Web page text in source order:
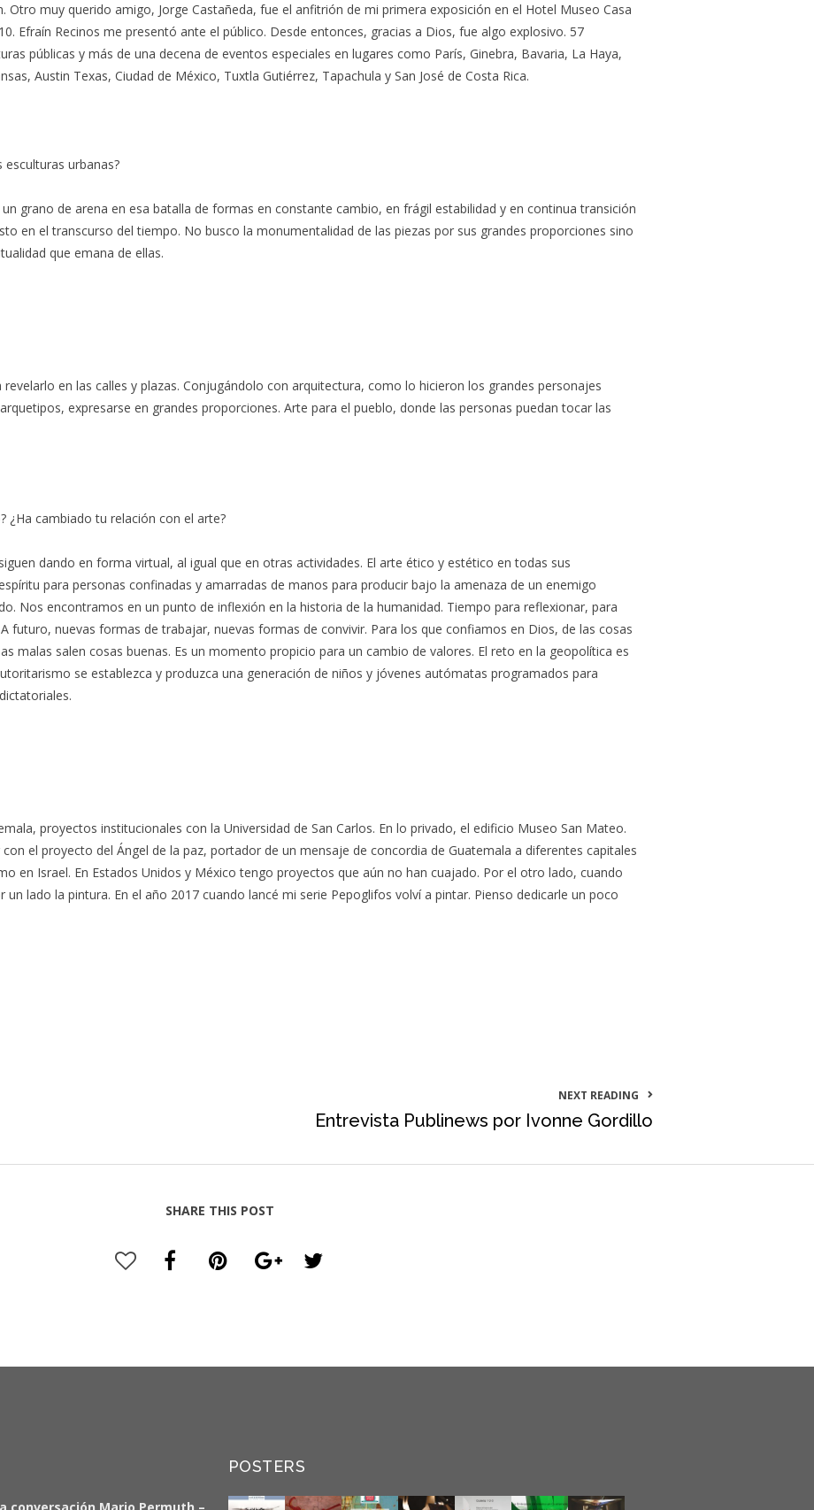
Otro muy querido amigo, Jorge Castañeda, fue el anfitrión de mi primera exposición en el Hotel Museo Casa
Efraín Recinos me presentó ante el público. Desde entonces, gracias a Dios, fue algo explosivo. 57
públicas y más de una decena de eventos especiales en lugares como París, Ginebra, Bavaria, La Haya,
Austin Texas, Ciudad de México, Tuxtla Gutiérrez, Tapachula y San José de Costa Rica.
esculturas urbanas?
grano de arena en esa batalla de formas en constante cambio, en frágil estabilidad y en continua transición
en el transcurso del tiempo. No busco la monumentalidad de las piezas por sus grandes proporciones sino
que emana de ellas.
en las calles y plazas. Conjugándolo con arquitectura, como lo hicieron los grandes personajes
expresarse en grandes proporciones. Arte para el pueblo, donde las personas puedan tocar las
¿Ha cambiado tu relación con el arte?
dando en forma virtual, al igual que en otras actividades. El arte ético y estético en todas sus
para personas confinadas y amarradas de manos para producir bajo la amenaza de un enemigo
Nos encontramos en un punto de inflexión en la historia de la humanidad. Tiempo para reflexionar, para
futuro, nuevas formas de trabajar, nuevas formas de convivir. Para los que confiamos en Dios, de las cosas
malas salen cosas buenas. Es un momento propicio para un cambio de valores. El reto en la geopolítica es
se establezca y produzca una generación de niños y jóvenes autómatas programados para
proyectos institucionales con la Universidad de San Carlos. En lo privado, el edificio Museo San Mateo.
el proyecto del Ángel de la paz, portador de un mensaje de concordia de Guatemala a diferentes capitales
en Israel. En Estados Unidos y México tengo proyectos que aún no han cuajado. Por el otro lado, cuando
lado la pintura. En el año 2017 cuando lancé mi serie Pepoglifos volví a pintar. Pienso dedicarle un poco
NEXT READING
Entrevista Publinews por Ivonne Gordillo
SHARE THIS POST
POSTERS